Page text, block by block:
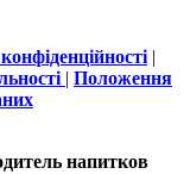
|
| Положення
напитков